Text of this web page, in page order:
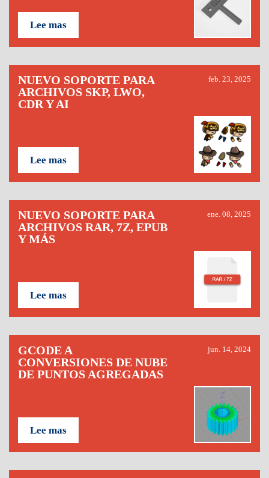
Lee mas
NUEVO SOPORTE PARA
ARCHIVOS SKP, LWO,
CDR Y AI
feb. 23, 2025
Lee mas
NUEVO SOPORTE PARA
ARCHIVOS RAR, 7Z, EPUB
Y MÁS
ene. 08, 2025
Lee mas
GCODE A
CONVERSIONES DE NUBE
DE PUNTOS AGREGADAS
jun. 14, 2024
Lee mas